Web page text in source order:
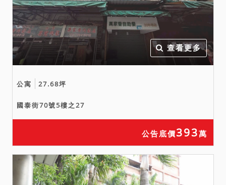
拍照列管之既存增建違章建
築，請應買人自行注意。又
本件拍賣以建物現況拍賣，
倘 經拆除違建部分，當事人
及拍定人均不得以面積不
查看更多
公寓 27.68坪
國泰街70號5樓之27
公告底價393萬